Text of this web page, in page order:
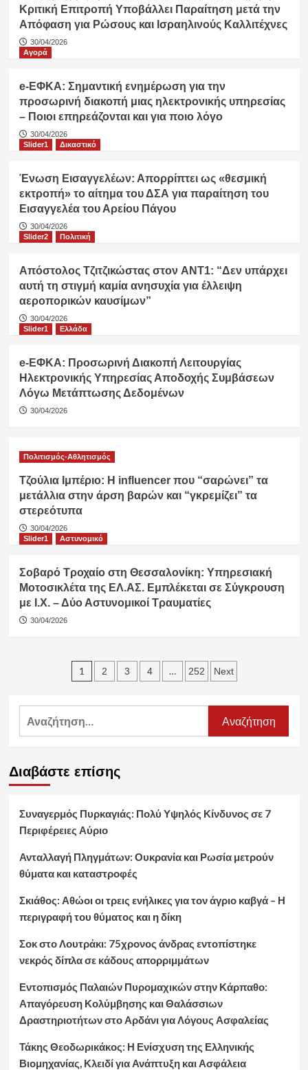
Κριτική Επιτροπή Υποβάλλει Παραίτηση μετά την
Απόφαση για Ρώσους και Ισραηλινούς Καλλιτέχνες
30/04/2026
Αγορά
e-ΕΦΚΑ: Σημαντική ενημέρωση για την
προσωρινή διακοπή μιας ηλεκτρονικής υπηρεσίας
– Ποιοι επηρεάζονται και για ποιο λόγο
30/04/2026
Slider1
Δικαστικό
Ένωση Εισαγγελέων: Απορρίπτει ως «θεσμική
εκτροπή» το αίτημα του ΔΣΑ για παραίτηση του
Εισαγγελέα του Αρείου Πάγου
30/04/2026
Slider2
Πολιτική
Απόστολος Τζιτζικώστας στον ANT1: “Δεν υπάρχει
αυτή τη στιγμή καμία ανησυχία για έλλειψη
αεροπορικών καυσίμων”
30/04/2026
Slider1
Ελλάδα
e-ΕΦΚΑ: Προσωρινή Διακοπή Λειτουργίας
Ηλεκτρονικής Υπηρεσίας Αποδοχής Συμβάσεων
Λόγω Μετάπτωσης Δεδομένων
30/04/2026
Πολιτισμός-Αθλητισμός
Τζούλια Ιμπέριο: Η influencer που “σαρώνει” τα
μετάλλια στην άρση βαρών και “γκρεμίζει” τα
στερεότυπα
30/04/2026
Slider1
Αστυνομικό
Σοβαρό Τροχαίο στη Θεσσαλονίκη: Υπηρεσιακή
Μοτοσικλέτα της ΕΛ.ΑΣ. Εμπλέκεται σε Σύγκρουση
με Ι.Χ. – Δύο Αστυνομικοί Τραυματίες
30/04/2026
Σελιδοποίηση
1 2 3 4 … 252 Next
Αναζήτηση
Διαβάστε επίσης
Συναγερμός Πυρκαγιάς: Πολύ Υψηλός Κίνδυνος σε 7
Περιφέρειες Αύριο
Ανταλλαγή Πληγμάτων: Ουκρανία και Ρωσία μετρούν
θύματα και καταστροφές
Σκιάθος: Αθώοι οι τρεις ενήλικες για τον άγριο καβγά – Η
περιγραφή του θύματος και η δίκη
Σοκ στο Λουτράκι: 75χρονος άνδρας εντοπίστηκε
νεκρός δίπλα σε κάδους απορριμμάτων
Εντοπισμός Παλαιών Πυρομαχικών στην Κάρπαθο:
Απαγόρευση Κολύμβησης και Θαλάσσιων
Δραστηριοτήτων στο Αρδάνι για Λόγους Ασφαλείας
Τάκης Θεοδωρικάκος: Η Ενίσχυση της Ελληνικής
Βιομηχανίας, Κλειδί για Ανάπτυξη και Ασφάλεια